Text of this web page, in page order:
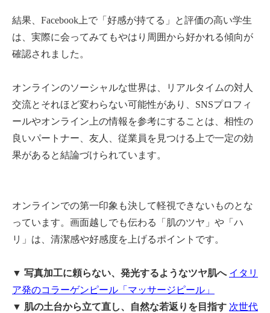
結果、Facebook上で「好感が持てる」と評価の高い学生
は、実際に会ってみてもやはり周囲から好かれる傾向が
確認されました。
オンラインのソーシャルな世界は、リアルタイムの対人
交流とそれほど変わらない可能性があり、SNSプロフィ
ールやオンライン上の情報を参考にすることは、相性の
良いパートナー、友人、従業員を見つける上で一定の効
果があると結論づけられています。
オンラインでの第一印象も決して軽視できないものとな
っています。画面越しでも伝わる「肌のツヤ」や「ハ
リ」は、清潔感や好感度を上げるポイントです。
▼ 写真加工に頼らない、発光するようなツヤ肌へ イタリ
ア発のコラーゲンピール「マッサージピール」
▼ 肌の土台から立て直し、自然な若返りを目指す 次世代